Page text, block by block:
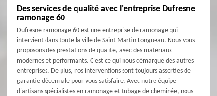
Des services de qualité avec l'entreprise Dufresne
ramonage 60
Dufresne ramonage 60 est une entreprise de ramonage qui
intervient dans toute la ville de Saint Martin Longueau. Nous vous
proposons des prestations de qualité, avec des matériaux
modernes et performants. C'est ce qui nous démarque des autres
entreprises. De plus, nos interventions sont toujours assorties de
garantie décennale pour vous satisfaire. Avec notre équipe
d'artisans spécialistes en ramonage et tubage de cheminée, nous